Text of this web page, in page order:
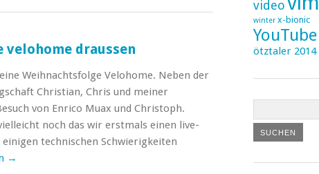
velohome draussen
Weihnachtsfolge Velohome. Neben der
Christian, Chris und meiner
von Enrico Muax und Christoph.
noch das wir erstmals einen live-
technischen Schwierigkeiten
→
video
winter x-bionic
YouTube
ötztaler 2014